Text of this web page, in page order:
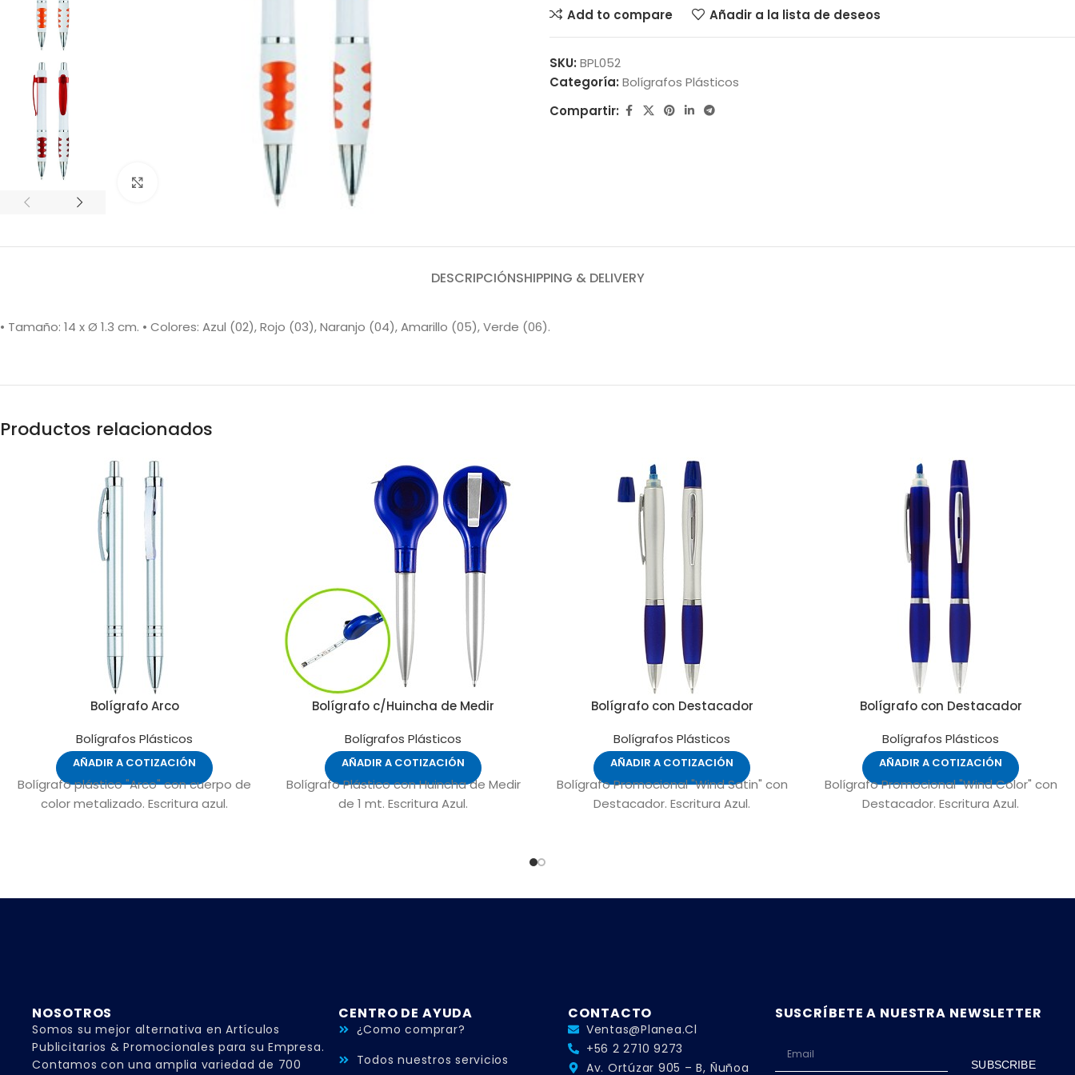
Add to compare Añadir a la lista de deseos
SKU: BPL052
Categoría: Bolígrafos Plásticos
Compartir:
DESCRIPCIÓNSHIPPING & DELIVERY
• Tamaño: 14 x Ø 1.3 cm. • Colores: Azul (02), Rojo (03), Naranjo (04), Amarillo (05), Verde (06).
Productos relacionados
Bolígrafo Arco
Bolígrafos Plásticos
AÑADIR A COTIZACIÓN
Bolígrafo plástico "Arco" con cuerpo de
color metalizado. Escritura azul.
Bolígrafo c/Huincha de Medir
Bolígrafos Plásticos
AÑADIR A COTIZACIÓN
Bolígrafo Plástico con Huincha de Medir
de 1 mt. Escritura Azul.
Bolígrafo con Destacador
Bolígrafos Plásticos
AÑADIR A COTIZACIÓN
Bolígrafo Promocional "Wind Satin" con
Destacador. Escritura Azul.
Bolígrafo con Destacador
Bolígrafos Plásticos
AÑADIR A COTIZACIÓN
Bolígrafo Promocional "Wind Color" con
Destacador. Escritura Azul.
NOSOTROS
Somos su mejor alternativa en Artículos
Publicitarios & Promocionales para su Empresa.
Contamos con una amplia variedad de 700
CENTRO DE AYUDA
¿Como comprar?
Todos nuestros servicios
CONTACTO
Ventas@planea.cl
+56 2 2710 9273
Av. Ortúzar 905 – B, Ñuñoa
SUSCRÍBETE A NUESTRA NEWSLETTER
SUBSCRIBE